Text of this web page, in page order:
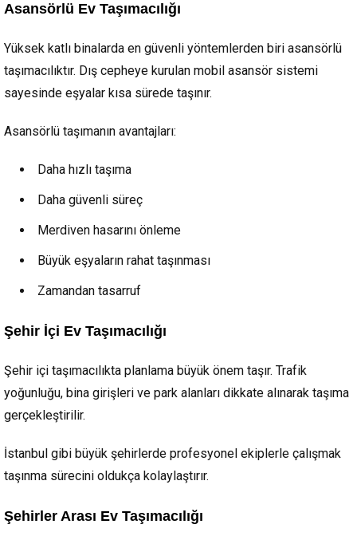
Asansörlü Ev Taşımacılığı
Yüksek katlı binalarda en güvenli yöntemlerden biri asansörlü
taşımacılıktır. Dış cepheye kurulan mobil asansör sistemi
sayesinde eşyalar kısa sürede taşınır.
Asansörlü taşımanın avantajları:
Daha hızlı taşıma
Daha güvenli süreç
Merdiven hasarını önleme
Büyük eşyaların rahat taşınması
Zamandan tasarruf
Şehir İçi Ev Taşımacılığı
Şehir içi taşımacılıkta planlama büyük önem taşır. Trafik
yoğunluğu, bina girişleri ve park alanları dikkate alınarak taşıma
gerçekleştirilir.
İstanbul gibi büyük şehirlerde profesyonel ekiplerle çalışmak
taşınma sürecini oldukça kolaylaştırır.
Şehirler Arası Ev Taşımacılığı